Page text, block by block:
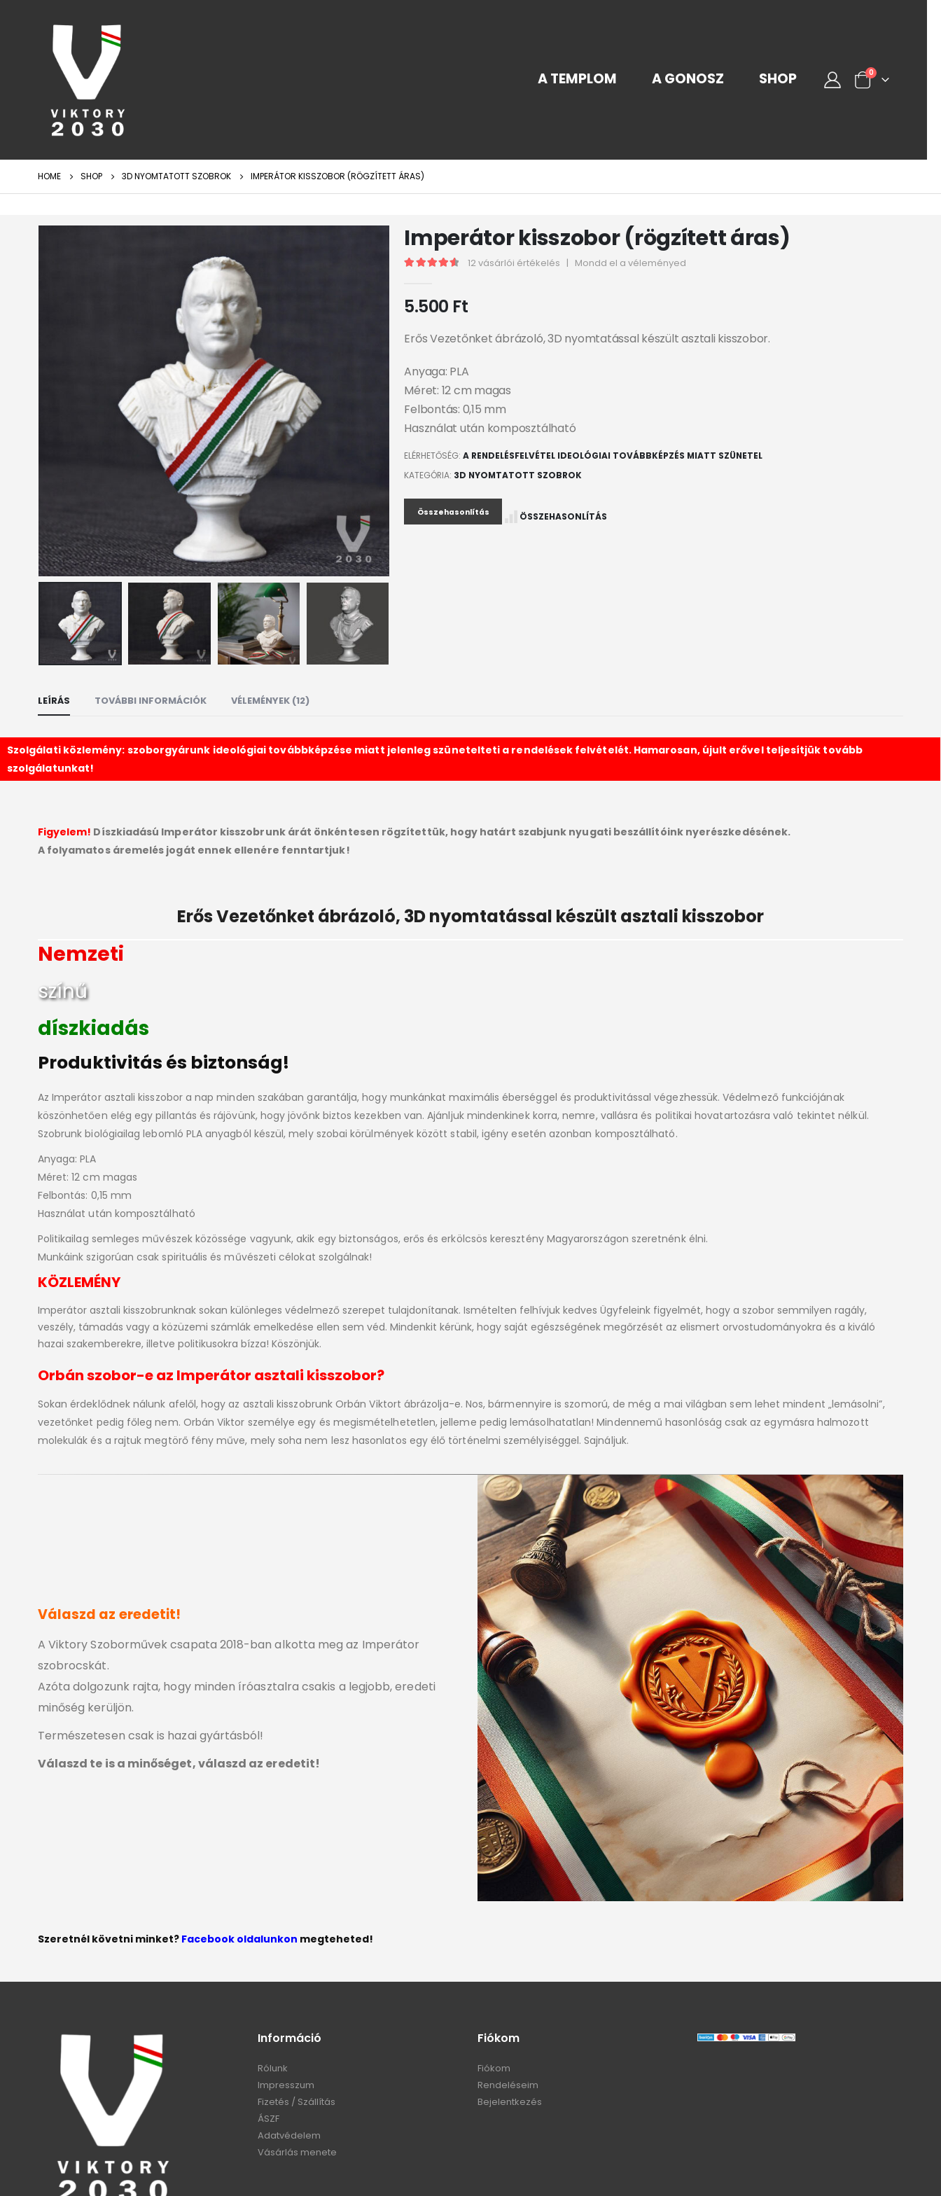
A TEMPLOM A GONOSZ SHOP 0
HOME SHOP 3D NYOMTATOTT SZOBROK IMPERÁTOR KISSZOBOR (RÖGZÍTETT ÁRAS)
Imperátor kisszobor (rögzített áras)
12vásárlói értékelés | Mondd el a véleményed
5.500 Ft
Erős Vezetőnket ábrázoló, 3D nyomtatással készült asztali kisszobor.
Anyaga: PLA
Méret: 12 cm magas
Felbontás: 0,15 mm
Használat után komposztálható
ELÉRHETŐSÉG:A RENDELÉSFELVÉTEL IDEOLÓGIAI TOVÁBBKÉPZÉS MIATT SZÜNETEL
KATEGÓRIA: 3D NYOMTATOTT SZOBROK
Összehasonlítás ÖSSZEHASONLÍTÁS
LEÍRÁS TOVÁBBI INFORMÁCIÓK VÉLEMÉNYEK (12)
Szolgálati közlemény: szoborgyárunk ideológiai továbbképzése miatt jelenleg szünetelteti a rendelések felvételét. Hamarosan, újult erővel teljesítjük tovább
szolgálatunkat!
Figyelem! Díszkiadású Imperátor kisszobrunk árát önkéntesen rögzítettük, hogy határt szabjunk nyugati beszállítóink nyerészkedésének.
A folyamatos áremelés jogát ennek ellenére fenntartjuk!
Erős Vezetőnket ábrázoló, 3D nyomtatással készült asztali kisszobor
Nemzeti
színű
díszkiadás
Produktivitás és biztonság!
Az Imperátor asztali kisszobor a nap minden szakában garantálja, hogy munkánkat maximális éberséggel és produktivitással végezhessük. Védelmező funkciójának
köszönhetően elég egy pillantás és rájövünk, hogy jövőnk biztos kezekben van. Ajánljuk mindenkinek korra, nemre, vallásra és politikai hovatartozásra való tekintet nélkül.
Szobrunk biológiailag lebomló PLA anyagból készül, mely szobai körülmények között stabil, igény esetén azonban komposztálható.
Anyaga: PLA
Méret: 12 cm magas
Felbontás: 0,15 mm
Használat után komposztálható
Politikailag semleges művészek közössége vagyunk, akik egy biztonságos, erős és erkölcsös keresztény Magyarországon szeretnénk élni.
Munkáink szigorúan csak spirituális és művészeti célokat szolgálnak!
KÖZLEMÉNY
Imperátor asztali kisszobrunknak sokan különleges védelmező szerepet tulajdonítanak. Ismételten felhívjuk kedves Ügyfeleink figyelmét, hogy a szobor semmilyen ragály,
veszély, támadás vagy a közüzemi számlák emelkedése ellen sem véd. Mindenkit kérünk, hogy saját egészségének megőrzését az elismert orvostudományokra és a kiváló
hazai szakemberekre, illetve politikusokra bízza! Köszönjük.
Orbán szobor-e az Imperátor asztali kisszobor?
Sokan érdeklődnek nálunk afelől, hogy az asztali kisszobrunk Orbán Viktort ábrázolja-e. Nos, bármennyire is szomorú, de még a mai világban sem lehet mindent „lemásolni”,
vezetőnket pedig főleg nem. Orbán Viktor személye egy és megismételhetetlen, jelleme pedig lemásolhatatlan! Mindennemű hasonlóság csak az egymásra halmozott
molekulák és a rajtuk megtörő fény műve, mely soha nem lesz hasonlatos egy élő történelmi személyiséggel. Sajnáljuk.
Válaszd az eredetit!
A Viktory Szoborművek csapata 2018-ban alkotta meg az Imperátor
szobrocskát.
Azóta dolgozunk rajta, hogy minden íróasztalra csakis a legjobb, eredeti
minőség kerüljön.
Természetesen csak is hazai gyártásból!
Válaszd te is a minőséget, válaszd az eredetit!
Szeretnél követni minket? Facebook oldalunkon megteheted!
Információ
Rólunk
Impresszum
Fizetés / Szállítás
ÁSZF
Adatvédelem
Vásárlás menete
Fiókom
Fiókom
Rendeléseim
Bejelentkezés